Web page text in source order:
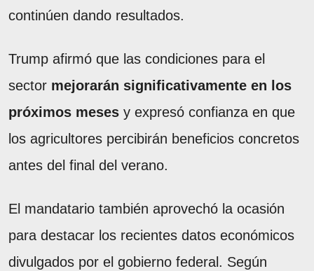
continúen dando resultados.
Trump afirmó que las condiciones para el
sector mejorarán significativamente en los
próximos meses y expresó confianza en que
los agricultores percibirán beneficios concretos
antes del final del verano.
El mandatario también aprovechó la ocasión
para destacar los recientes datos económicos
divulgados por el gobierno federal. Según